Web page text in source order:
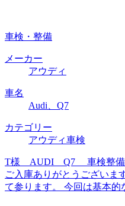
車検・整備
メーカー
アウディ
車名
Audi、Q7
カテゴリー
アウディ車検
T様 AUDI Q7 車検整備
ご入庫ありがとうございま
て参ります。 今回は基本